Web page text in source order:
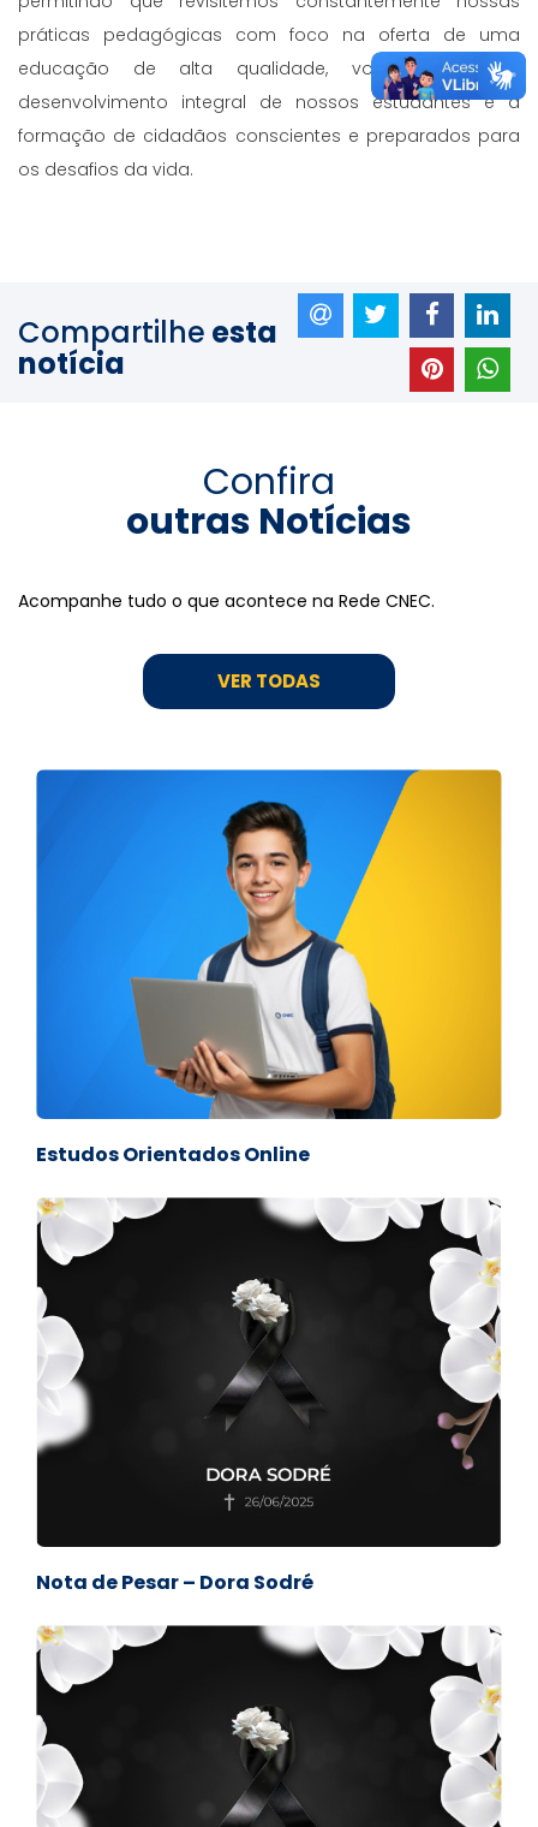
práticas pedagógicas com foco na oferta de uma
educação de alta qualidade, voltada para o
desenvolvimento integral de nossos estudantes e à
formação de cidadãos conscientes e preparados para
os desafios da vida.
Compartilhe esta
notícia
Confira
outras Notícias
Acompanhe tudo o que acontece na Rede CNEC.
VER TODAS
Estudos Orientados Online
Nota de Pesar – Dora Sodré